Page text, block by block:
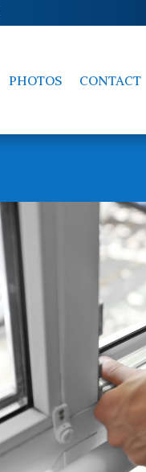
PHOTOS CONTACT